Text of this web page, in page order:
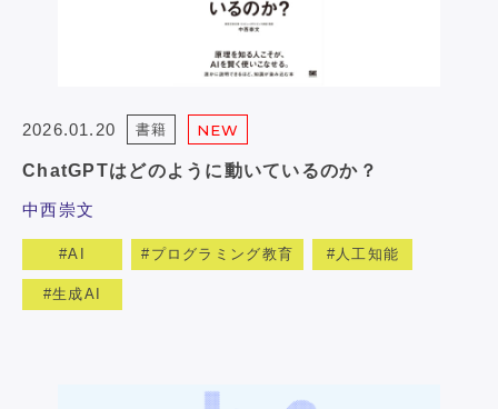
2026.01.20 書籍 NEW
ChatGPTはどのように動いているのか？
中西崇文
AI プログラミング教育 人工知能
生成AI